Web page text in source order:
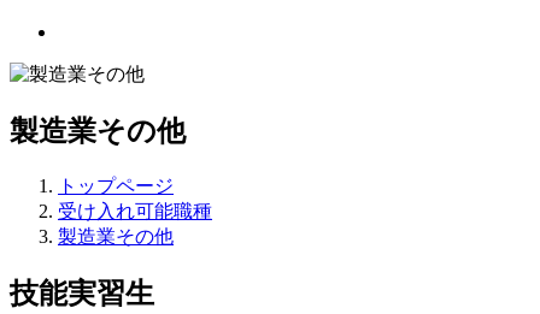
製造業その他
トップページ
受け入れ可能職種
製造業その他
技能実習生